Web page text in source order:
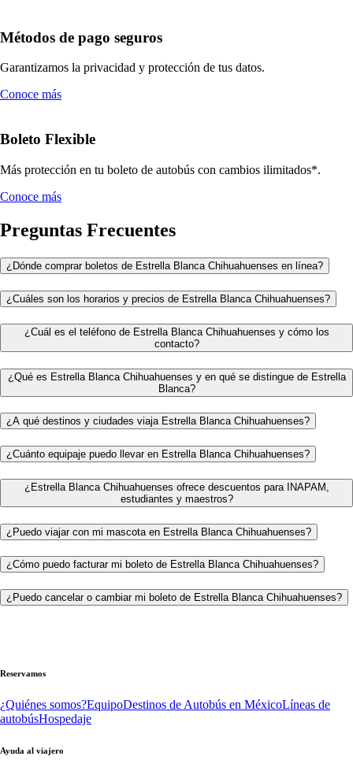
Métodos de pago seguros
Garantizamos la privacidad y protección de tus datos.
Conoce más
Boleto Flexible
Más protección en tu boleto de autobús con cambios ilimitados*.
Conoce más
Preguntas Frecuentes
¿Dónde comprar boletos de Estrella Blanca Chihuahuenses en línea?
¿Cuáles son los horarios y precios de Estrella Blanca Chihuahuenses?
¿Cuál es el teléfono de Estrella Blanca Chihuahuenses y cómo los
contacto?
¿Qué es Estrella Blanca Chihuahuenses y en qué se distingue de Estrella
Blanca?
¿A qué destinos y ciudades viaja Estrella Blanca Chihuahuenses?
¿Cuánto equipaje puedo llevar en Estrella Blanca Chihuahuenses?
¿Estrella Blanca Chihuahuenses ofrece descuentos para INAPAM,
estudiantes y maestros?
¿Puedo viajar con mi mascota en Estrella Blanca Chihuahuenses?
¿Cómo puedo facturar mi boleto de Estrella Blanca Chihuahuenses?
¿Puedo cancelar o cambiar mi boleto de Estrella Blanca Chihuahuenses?
Reservamos
¿Quiénes somos?EquipoDestinos de Autobús en MéxicoLíneas de
autobúsHospedaje
Ayuda al viajero